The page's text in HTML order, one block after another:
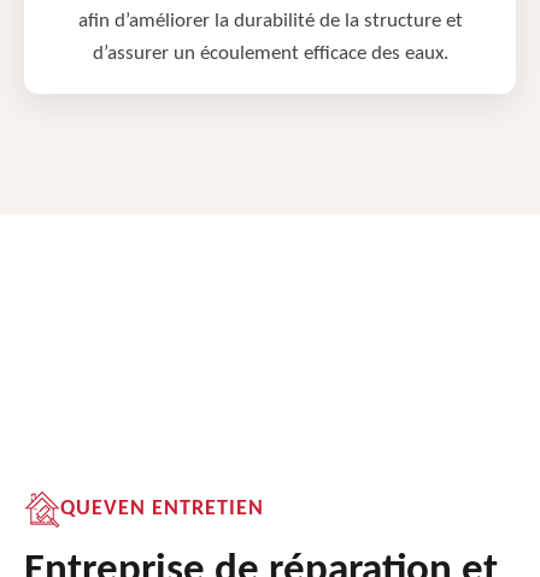
afin d’améliorer la durabilité de la structure et
d’assurer un écoulement efficace des eaux.
QUEVEN ENTRETIEN